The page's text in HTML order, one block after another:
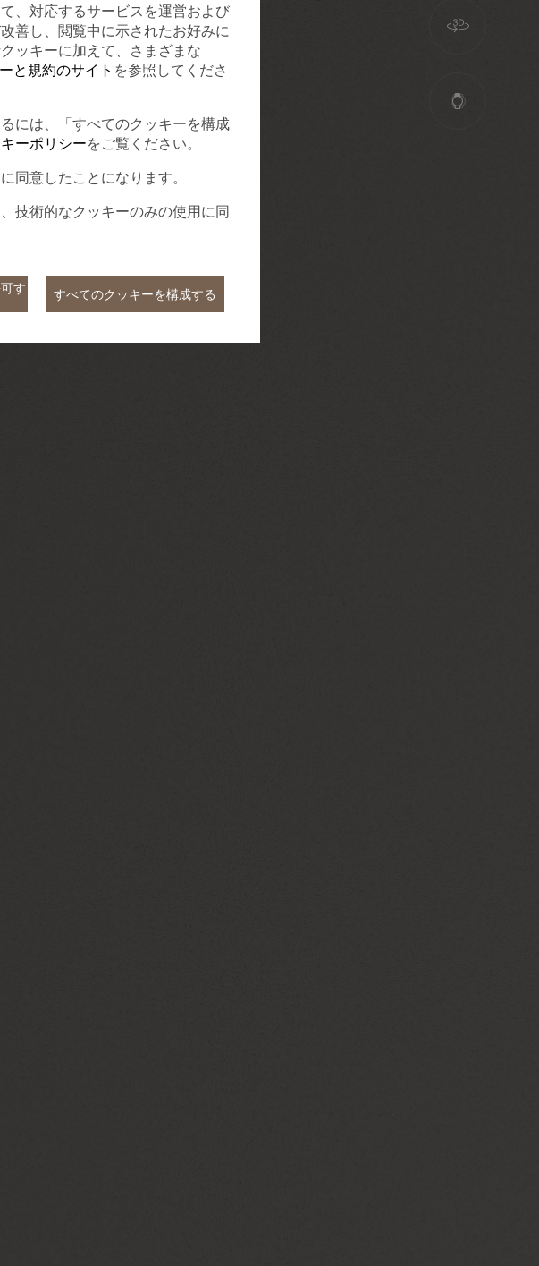
、対応するサービスを運営および
善し、閲覧中に示されたお好みに
ッキーに加えて、さまざまな
と規約のサイト を参照してくださ
には、「すべてのクッキーを構成
ーポリシーをご覧ください。
同意したことになります。
技術的なクッキーのみの使用に同
す すべてのクッキーを構成する